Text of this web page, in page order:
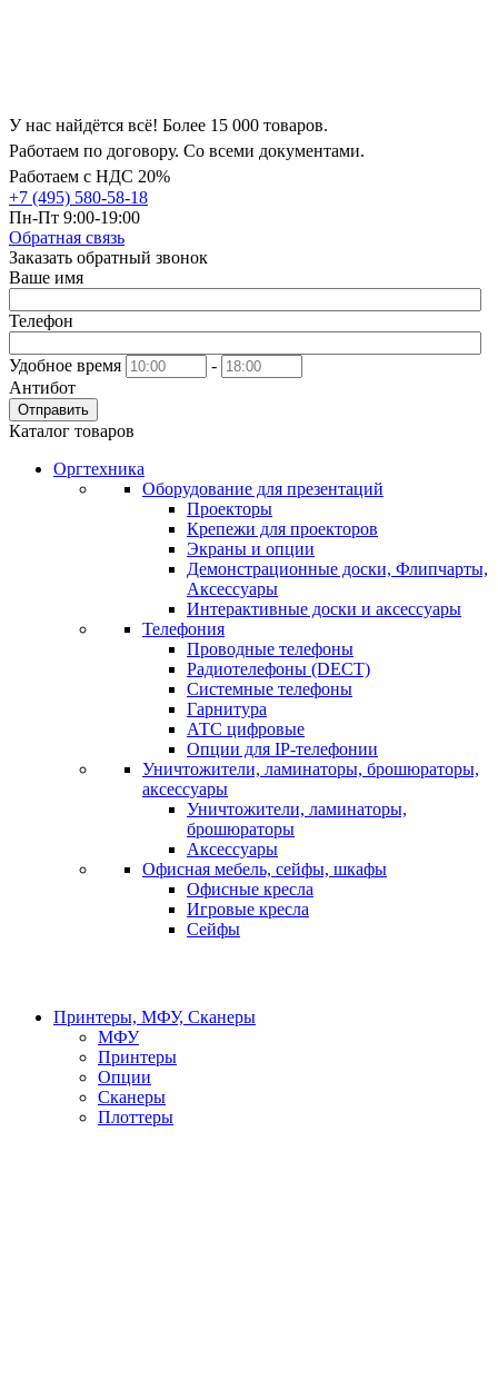
У нас найдётся всё! Более 15 000 товаров.
Работаем по договору. Со всеми документами.
Работаем с НДС 20%
+7 (495) 580-58-18
Пн-Пт 9:00-19:00
Обратная связь
Заказать обратный звонок
Ваше имя
Телефон
Удобное время
-
Антибот
Отправить
Каталог товаров
Оргтехника
Оборудование для презентаций
Проекторы
Крепежи для проекторов
Экраны и опции
Демонстрационные доски, Флипчарты,
Аксессуары
Интерактивные доски и аксессуары
Телефония
Проводные телефоны
Радиотелефоны (DECT)
Системные телефоны
Гарнитура
АТС цифровые
Опции для IP-телефонии
Уничтожители, ламинаторы, брошюраторы,
аксессуары
Уничтожители, ламинаторы,
брошюраторы
Аксессуары
Офисная мебель, сейфы, шкафы
Офисные кресла
Игровые кресла
Сейфы
Принтеры, МФУ, Сканеры
МФУ
Принтеры
Опции
Сканеры
Плоттеры